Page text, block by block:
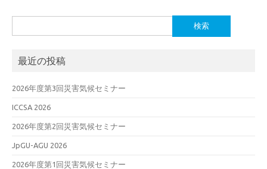
索:
最近の投稿
2026年度第3回災害気候セミナー
ICCSA 2026
2026年度第2回災害気候セミナー
JpGU-AGU 2026
2026年度第1回災害気候セミナー